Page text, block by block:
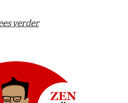
verder